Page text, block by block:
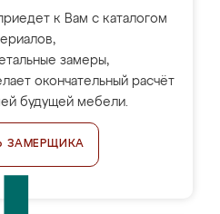
к Вам с каталогом
замеры,
окончательный расчёт
будущей мебели.
ЗАМЕРЩИКА